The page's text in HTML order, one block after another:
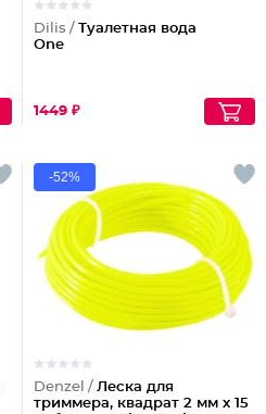
Dilis / Туалетная вода
One
1449 ₽
-52%
Denzel / Леска для
триммера, квадрат 2 мм х 15